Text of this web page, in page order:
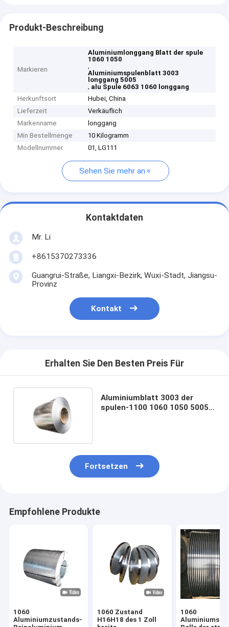
Produkt-Beschreibung
Markieren
Aluminiumlonggang Blatt der spule
1060 1050
,
Aluminiumspulenblatt 3003
longgang 5005
, alu Spule 6063 1060 longgang
Herkunftsort
Hubei, China
Lieferzeit
Verkäuflich
Markenname
longgang
Min Bestellmenge
10 Kilogramm
Modellnummer
01, LG111
Sehen Sie mehr an
Kontaktdaten
Mr. Li
+8615370273336
Guangrui-Straße, Liangxi-Bezirk, Wuxi-Stadt, Jiangsu-
Provinz
Kontakt
Erhalten Sie Den Besten Preis Für
Aluminiumblatt 3003 der
spulen-1100 1060 1050 5005
Fortsetzen
Empfohlene Produkte
1060
Aluminiumzustands-
1060 Zustand
H16H18 des 1 Zoll
1060